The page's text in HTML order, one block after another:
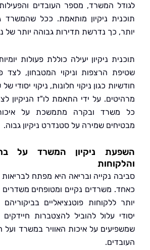
המשרד, מספר העובדים והפעילות היומית
ניקיון מותאמת. ככל שהמשרד גדול
כך נדרשת תדירות גבוהה יותר של ניקיון.
ניקיון יעילה כוללת פעולות יומיות כגון
הרצפות וניקוי המטבחון, לצד פעולות
כגון ניקוי חלונות, ניקוי יסודי של שירותים
על ידי התאמת לו"ז הניקיון לצרכים
ובקרה מתמשכת על איכות
שמירה על סטנדרט ניקיון גבוה.
ניקיון המשרד על בריאות
נקייה ובריאה היא מפתח לבריאות העובדים
משרדים נקיים ומטופחים משדרים מקצועיות
ללקוחות פוטנציאליים בביקוריהם במשרד.
עלול להוביל להצטברות חיידקים וריחות
על איכות האוויר במשרד ועל הרווחה